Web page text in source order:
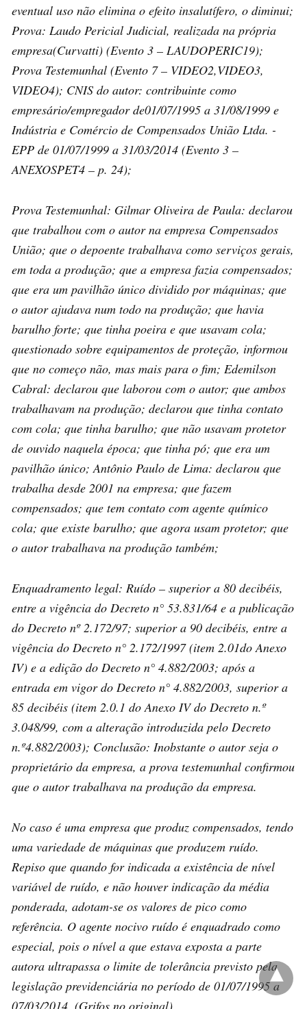
eventual uso não elimina o efeito insalutífero, o diminui;
Prova: Laudo Pericial Judicial, realizada na própria
empresa(Curvatti) (Evento 3 – LAUDOPERIC19);
Prova Testemunhal (Evento 7 – VIDEO2,VIDEO3,
VIDEO4); CNIS do autor: contribuinte como
empresário/empregador de01/07/1995 a 31/08/1999 e
Indústria e Comércio de Compensados União Ltda. -
EPP de 01/07/1999 a 31/03/2014 (Evento 3 –
ANEXOSPET4 – p. 24);
Prova Testemunhal: Gilmar Oliveira de Paula: declarou
que trabalhou com o autor na empresa Compensados
União; que o depoente trabalhava como serviços gerais,
em toda a produção; que a empresa fazia compensados;
que era um pavilhão único dividido por máquinas; que
o autor ajudava num todo na produção; que havia
barulho forte; que tinha poeira e que usavam cola;
questionado sobre equipamentos de proteção, informou
que no começo não, mas mais para o fim; Edemilson
Cabral: declarou que laborou com o autor; que ambos
trabalhavam na produção; declarou que tinha contato
com cola; que tinha barulho; que não usavam protetor
de ouvido naquela época; que tinha pó; que era um
pavilhão único; Antônio Paulo de Lima: declarou que
trabalha desde 2001 na empresa; que fazem
compensados; que tem contato com agente químico
cola; que existe barulho; que agora usam protetor; que
o autor trabalhava na produção também;
Enquadramento legal: Ruído – superior a 80 decibéis,
entre a vigência do Decreto n° 53.831/64 e a publicação
do Decreto nº 2.172/97; superior a 90 decibéis, entre a
vigência do Decreto n° 2.172/1997 (item 2.01do Anexo
IV) e a edição do Decreto n° 4.882/2003; após a
entrada em vigor do Decreto n° 4.882/2003, superior a
85 decibéis (item 2.0.1 do Anexo IV do Decreto n.º
3.048/99, com a alteração introduzida pelo Decreto
n.º4.882/2003); Conclusão: Inobstante o autor seja o
proprietário da empresa, a prova testemunhal confirmou
que o autor trabalhava na produção da empresa.
No caso é uma empresa que produz compensados, tendo
uma variedade de máquinas que produzem ruído.
Repiso que quando for indicada a existência de nível
variável de ruído, e não houver indicação da média
ponderada, adotam-se os valores de pico como
referência. O agente nocivo ruído é enquadrado como
especial, pois o nível a que estava exposta a parte
autora ultrapassa o limite de tolerância previsto pela
legislação previdenciária no período de 01/07/1995 a